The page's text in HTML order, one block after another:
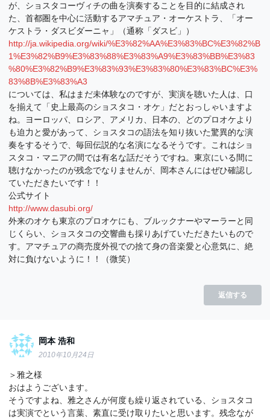
が、ショスタコーヴィチの曲を演奏することを目的に結成され
た、首都圏を中心に活動するアマチュア・オーケストラ、「オー
ケストラ・ダスビダーニャ」（通称「ダスビ」）
http://ja.wikipedia.org/wiki/%E3%82%AA%E3%83%BC%E3%82%B
1%E3%82%B9%E3%83%88%E3%83%A9%E3%83%BB%E3%83
%80%E3%82%B9%E3%83%93%E3%83%80%E3%83%BC%E3%
83%8B%E3%83%A3
については、私はまだ未体験なのですが、実演を聴いた人は、口
を揃えて「史上最高のショスタコ・オケ」だとおっしゃいますよ
ね。ヨーロッパ、ロシア、アメリカ、日本の、どのプロオケより
も迫力と愛があって、ショスタコの語法を知り抜いた驚異的な演
奏をするそうで、毎回伝説的な名演になるそうです。これはショ
スタコ・マニアの間では有名な話だそうですね。東京にいる間に
聴けなかったのが残念でなりませんが、岡本さんにはぜひ確認し
ていただきたいです！！
公式サイト
http://www.dasubi.org/
外来のオケも東京のプロオケにも、ブルックナーやマーラーと同
じくらい、ショスタコの交響曲も採りあげていただきたいもので
す。アマチュアの商売度外視での捨て身の音楽愛と心意気に、絶
対に負けないように！！（微笑）
返信する
岡本 浩和
2010年10月24日
＞雅之様
おはようございます。
そうですよね、雅之さんが何度も繰り返されている、ショスタコ
は実演でという言葉、素直に受け取りたいと思います。残念なが